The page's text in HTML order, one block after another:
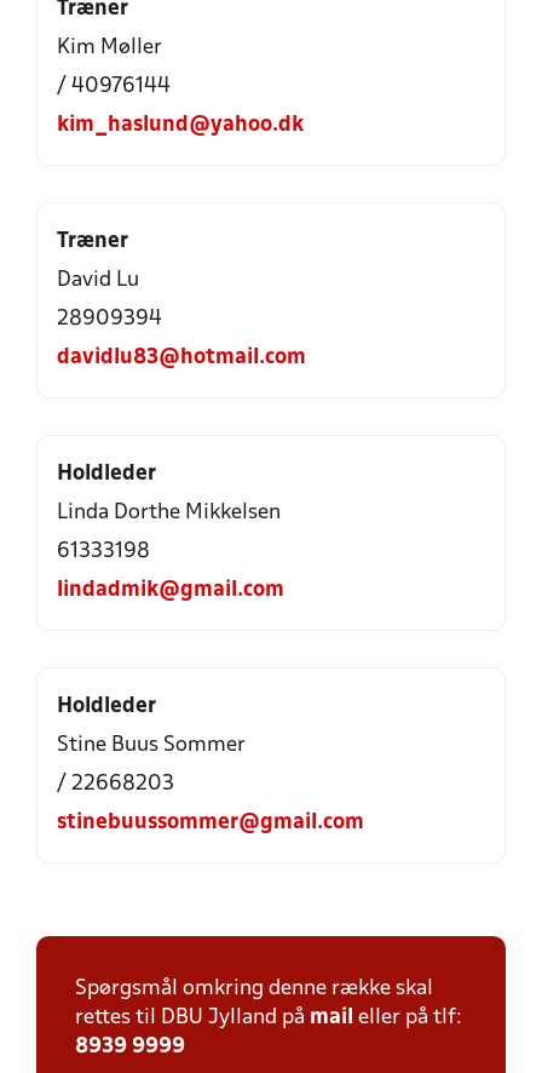
Træner
Kim Møller
/ 40976144
kim_haslund@yahoo.dk
Træner
David Lu
28909394
davidlu83@hotmail.com
Holdleder
Linda Dorthe Mikkelsen
61333198
lindadmik@gmail.com
Holdleder
Stine Buus Sommer
/ 22668203
stinebuussommer@gmail.com
Spørgsmål omkring denne række skal
rettes til DBU Jylland på mail eller på tlf:
8939 9999